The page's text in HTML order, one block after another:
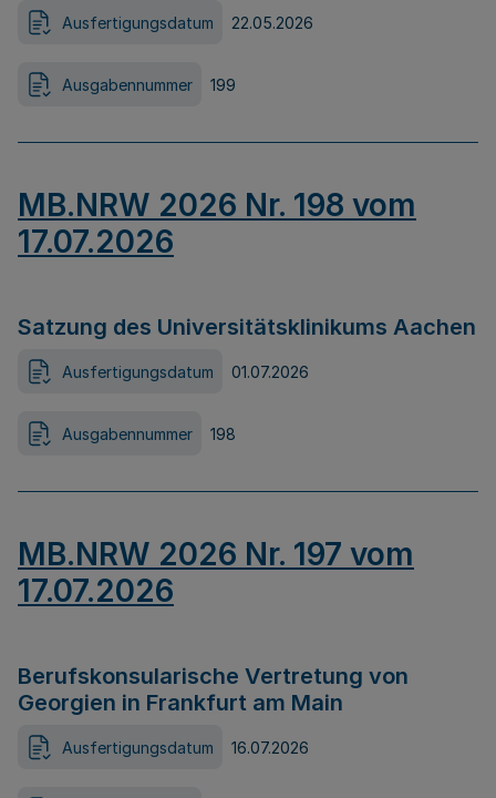
Ausfertigungsdatum 22.05.2026
Ausgabennummer 199
MB.NRW 2026 Nr. 198 vom
17.07.2026
Satzung des Universitätsklinikums Aachen
Ausfertigungsdatum 01.07.2026
Ausgabennummer 198
MB.NRW 2026 Nr. 197 vom
17.07.2026
Berufskonsularische Vertretung von
Georgien in Frankfurt am Main
Ausfertigungsdatum 16.07.2026